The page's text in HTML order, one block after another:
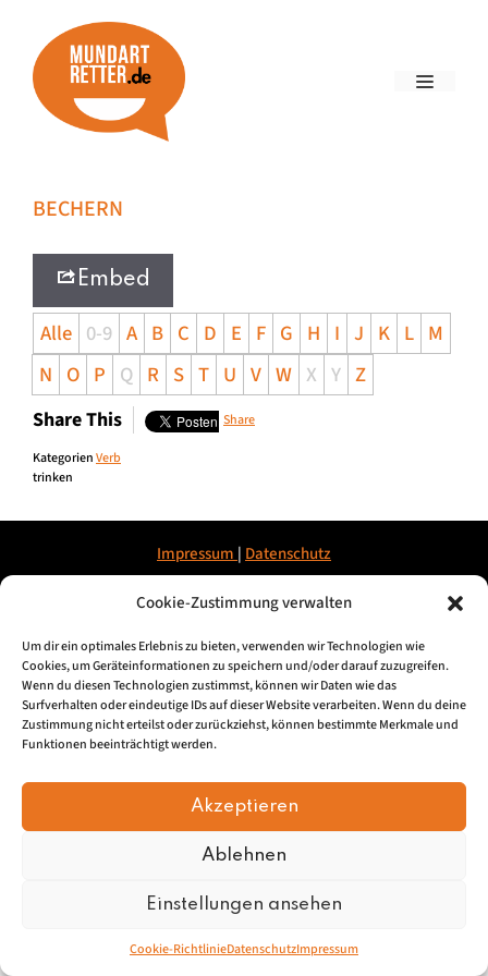
Cookie-Zustimmung verwalten
Um dir ein optimales Erlebnis zu bieten, verwenden wir Technologien wie
Cookies, um Geräteinformationen zu speichern und/oder darauf zuzugreifen.
Wenn du diesen Technologien zustimmst, können wir Daten wie das
Surfverhalten oder eindeutige IDs auf dieser Website verarbeiten. Wenn du deine
Zustimmung nicht erteilst oder zurückziehst, können bestimmte Merkmale und
Funktionen beeinträchtigt werden.
Akzeptieren
Ablehnen
Einstellungen ansehen
Cookie-RichtlinieDatenschutzImpressum
BECHERN
Embed
Alle 0-9 A B C D E F G H I J K L M
N O P Q R S T U V W X Y Z
Share This Share
KategorienVerb
trinken
Impressum | Datenschutz
© 2026, Mundartretter.de